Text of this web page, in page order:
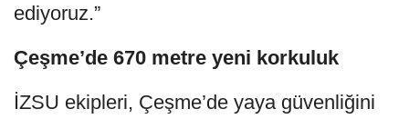
ediyoruz.”
Çeşme’de 670 metre yeni korkuluk
İZSU ekipleri, Çeşme’de yaya güvenliğini